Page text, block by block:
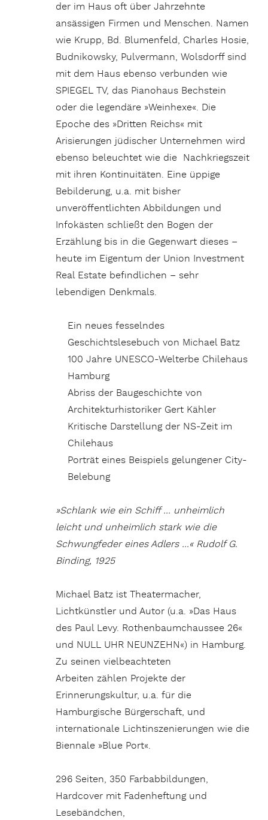
der im Haus oft über Jahrzehnte
ansässigen Firmen und Menschen. Namen
wie Krupp, Bd. Blumenfeld, Charles Hosie,
Budnikowsky, Pulvermann, Wolsdorff sind
mit dem Haus ebenso verbunden wie
SPIEGEL TV, das Pianohaus Bechstein
oder die legendäre »Weinhexe«. Die
Epoche des »Dritten Reichs« mit
Arisierungen jüdischer Unternehmen wird
ebenso beleuchtet wie die Nachkriegszeit
mit ihren Kontinuitäten. Eine üppige
Bebilderung, u.a. mit bisher
unveröffentlichten Abbildungen und
Infokästen schließt den Bogen der
Erzählung bis in die Gegenwart dieses –
heute im Eigentum der Union Investment
Real Estate befindlichen – sehr
lebendigen Denkmals.
Ein neues fesselndes
Geschichtslesebuch von Michael Batz
100 Jahre UNESCO-Welterbe Chilehaus
Hamburg
Abriss der Baugeschichte von
Architekturhistoriker Gert Kähler
Kritische Darstellung der NS-Zeit im
Chilehaus
Porträt eines Beispiels gelungener City-
Belebung
»Schlank wie ein Schiff … unheimlich
leicht und unheimlich stark wie die
Schwungfeder eines Adlers …« Rudolf G.
Binding, 1925
Michael Batz ist Theatermacher,
Lichtkünstler und Autor (u.a. »Das Haus
des Paul Levy. Rothenbaumchaussee 26«
und NULL UHR NEUNZEHN«) in Hamburg.
Zu seinen vielbeachteten
Arbeiten zählen Projekte der
Erinnerungskultur, u.a. für die
Hamburgische Bürgerschaft, und
internationale Lichtinszenierungen wie die
Biennale »Blue Port«.
296 Seiten, 350 Farbabbildungen,
Hardcover mit Fadenheftung und
Lesebändchen,